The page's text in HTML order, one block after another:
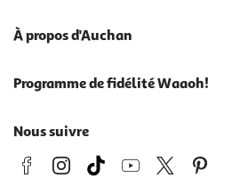
À propos d'Auchan
Programme de fidélité Waaoh!
Nous suivre